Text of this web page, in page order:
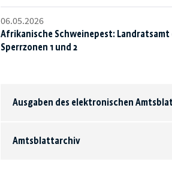
06.05.2026
Afrikanische Schweinepest:
Sperrzonen 1 und 2
Ausgaben des elektronischen
Amtsblattarchiv